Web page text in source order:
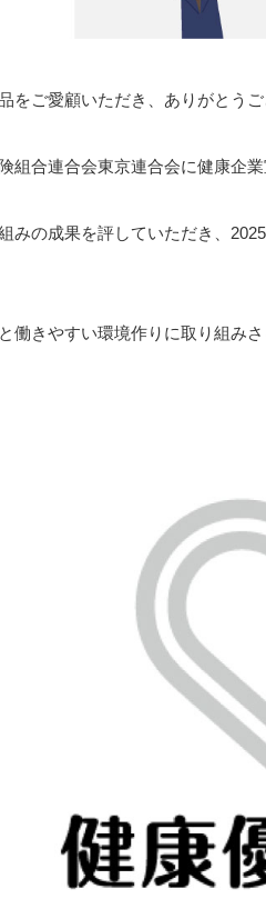
をご愛顧いただき、ありがとうご
組合連合会東京連合会に健康企
みの成果を評していただき、
働きやすい環境作りに取り組み